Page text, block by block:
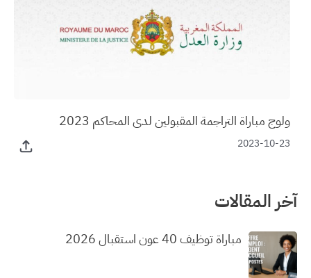
ولوج مباراة التراجمة المقبولين لدى المحاكم 2023
2023-10-23
آخر المقالات
مباراة توظيف 40 عون استقبال 2026